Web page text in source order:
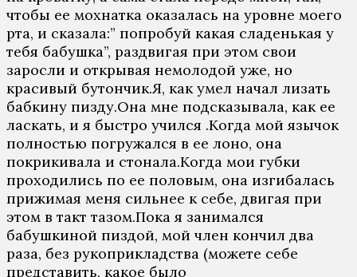
чтобы ее мохнатка оказалась на уровне моего
рта, и сказала:” попробуй какая сладенькая у
тебя бабушка”, раздвигая при этом свои
заросли и открывая немолодой уже, но
красивый бутончик.Я, как умел начал лизать
бабкину пизду.Она мне подсказывала, как ее
ласкать, и я быстро учился .Когда мой язычок
полностью погружался в ее лоно, она
покрикивала и стонала.Когда мои губки
проходились по ее половым, она изгибалась
прижимая меня сильнее к себе, двигая при
этом в такт тазом.Пока я занимался
бабушкиной пиздой, мой член кончил два
раза, без рукоприкладства (можете себе
представить, какое было